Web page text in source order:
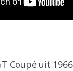
Coupé uit